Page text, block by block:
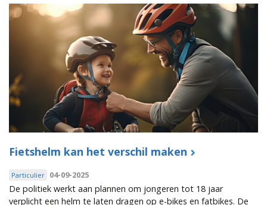
Fietshelm kan het verschil maken
Particulier 04-09-2025
De politiek werkt aan plannen om jongeren tot 18 jaar
verplicht een helm te laten dragen op e-bikes en fatbikes. De